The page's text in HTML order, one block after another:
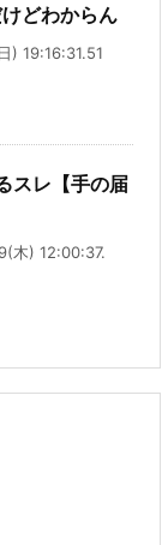
どわからん
) 19:16:31.51
スレ【手の届
木) 12:00:37.